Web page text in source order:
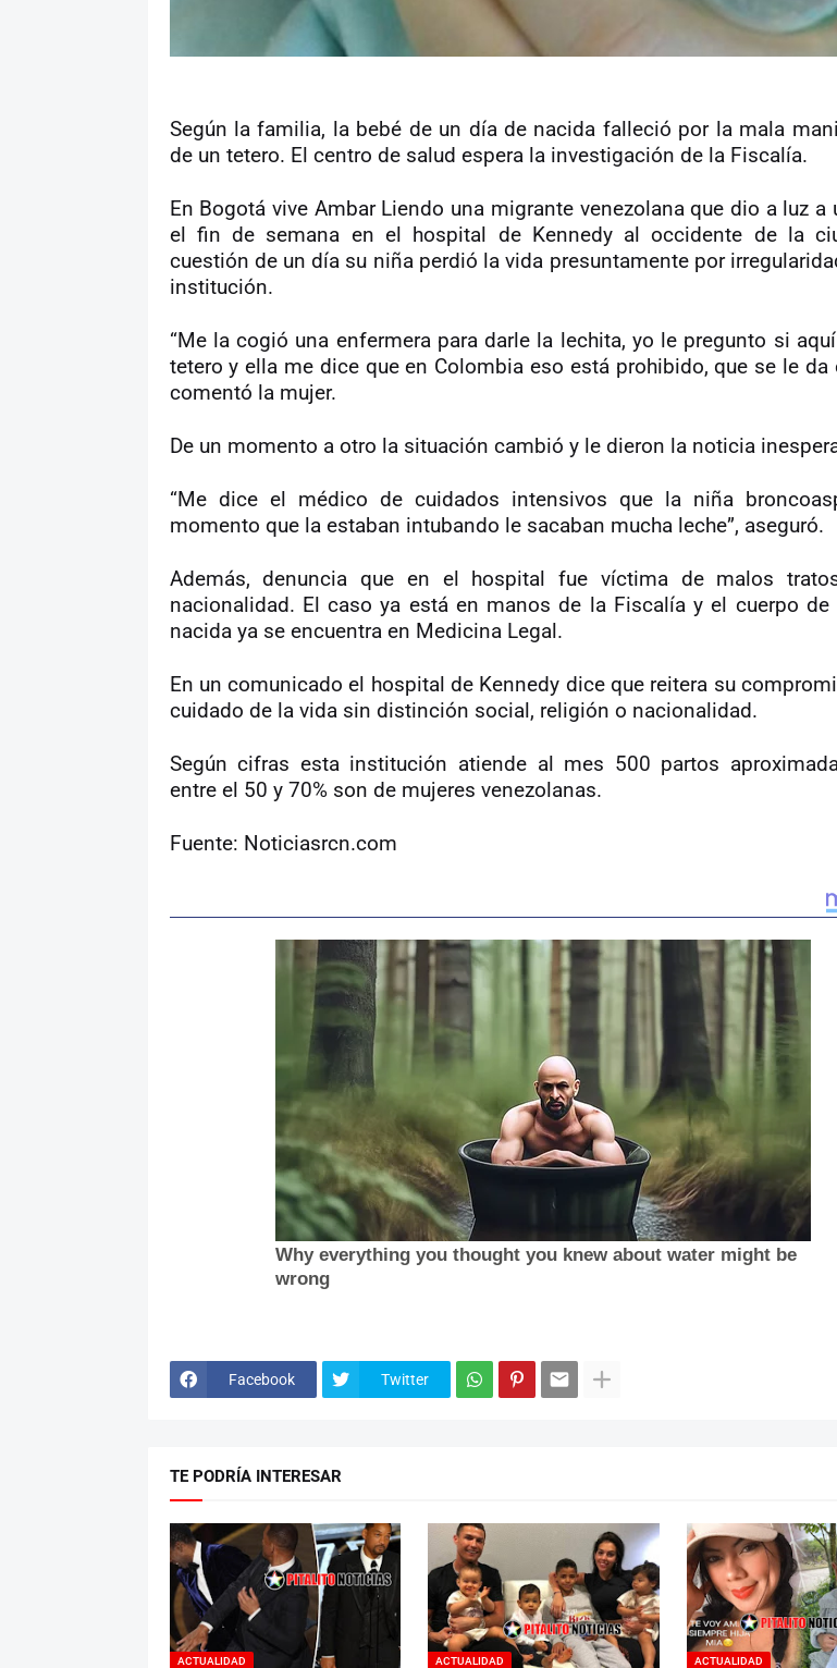
Según la familia, la bebé de un día de nacida falleció por la mala
de un tetero. El centro de salud espera la investigación de la Fiscalía.
En Bogotá vive Ambar Liendo una migrante venezolana que dio a luz a
el fin de semana en el hospital de Kennedy al occidente de la
cuestión de un día su niña perdió la vida presuntamente por
institución.
“Me la cogió una enfermera para darle la lechita, yo le pregunto si
tetero y ella me dice que en Colombia eso está prohibido, que se le da
comentó la mujer.
De un momento a otro la situación cambió y le dieron la noticia
“Me dice el médico de cuidados intensivos que la niña
momento que la estaban intubando le sacaban mucha leche”, aseguró.
Además, denuncia que en el hospital fue víctima de malos
nacionalidad. El caso ya está en manos de la Fiscalía y el cuerpo de
nacida ya se encuentra en Medicina Legal.
En un comunicado el hospital de Kennedy dice que reitera su
cuidado de la vida sin distinción social, religión o nacionalidad.
Según cifras esta institución atiende al mes 500 partos
entre el 50 y 70% son de mujeres venezolanas.
Fuente: Noticiasrcn.com
Facebook Twitter
TE PODRÍA INTERESAR
ACTUALIDAD ACTUALIDAD ACTUALIDAD